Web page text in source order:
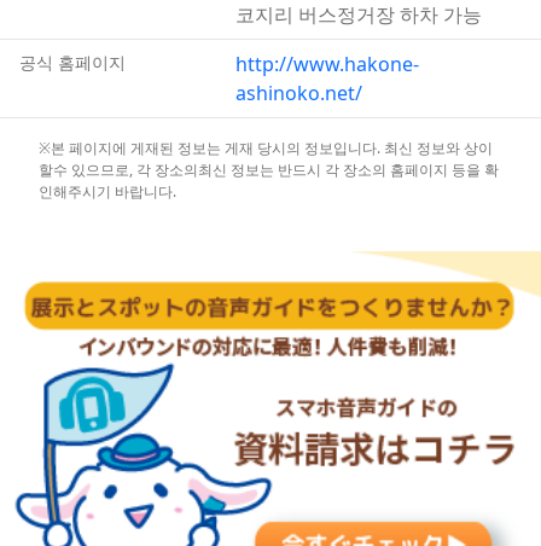
코지리 버스정거장 하차 가능
공식 홈페이지
http://www.hakone-
ashinoko.net/
※본 페이지에 게재된 정보는 게재 당시의 정보입니다. 최신 정보와 상이
할수 있으므로, 각 장소의최신 정보는 반드시 각 장소의 홈페이지 등을 확
인해주시기 바랍니다.